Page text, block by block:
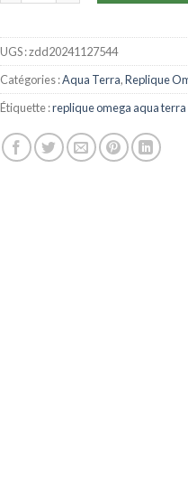
UGS :zdd20241127544
Catégories :Aqua Terra,Replique
Étiquette :replique omega aqua terra